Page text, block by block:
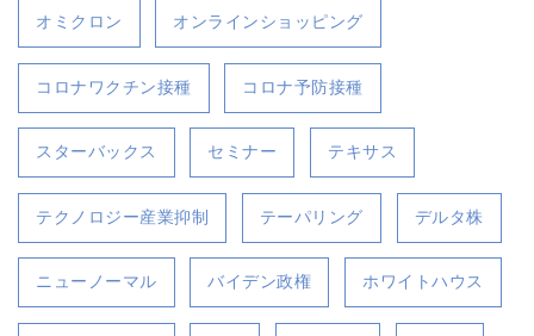
オミクロン オンラインショッピング
コロナワクチン接種 コロナ予防接種
スターバックス セミナー テキサス
テクノロジー産業抑制 テーパリング デルタ株
ニューノーマル バイデン政権 ホワイトハウス